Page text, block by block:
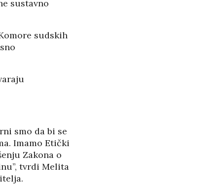
sustavno
sudskih
smo da bi se
Imamo Etički
Zakona o
tvrdi Melita